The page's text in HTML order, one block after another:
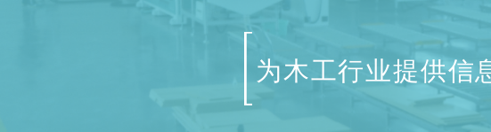
孔机的价格与零部件配置、厂家...
为木工行业提供信